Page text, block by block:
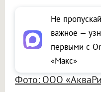
Не
важное —
первыми с
«Макс»
Фото: ООО